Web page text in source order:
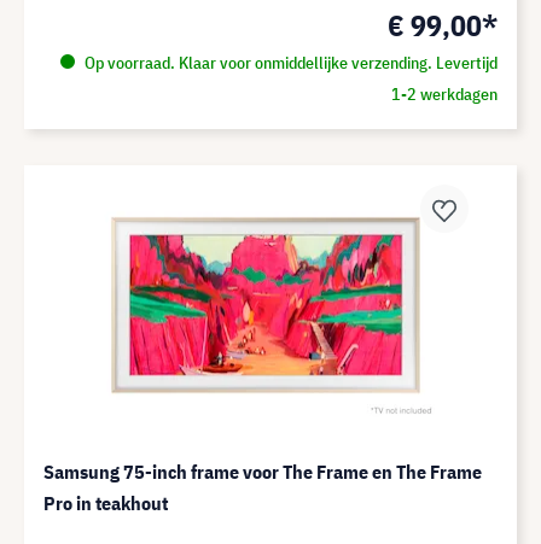
€ 99,00*
Op voorraad. Klaar voor onmiddellijke verzending. Levertijd
1-2 werkdagen
Samsung 75-inch frame voor The Frame en The Frame
Pro in teakhout